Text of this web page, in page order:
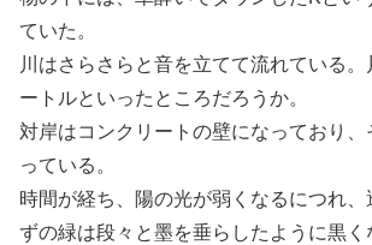
ていた。
川はさらさらと音を立てて流れている。
ートルといったところだろうか。
対岸はコンクリートの壁になっており
っている。
時間が経ち、陽の光が弱くなるにつれ
ずの緑は段々と墨を垂らしたように黒く